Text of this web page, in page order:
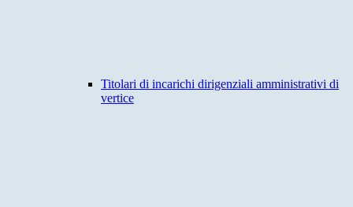
Titolari di incarichi dirigenziali amministrativi di
vertice